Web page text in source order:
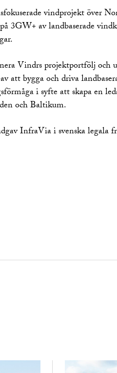
vindprojekt över
3GW+ av landbaserade
Vindrs projektportfölj och
att bygga och driva
i syfte att skapa en
och Baltikum.
InfraVia i svenska legala